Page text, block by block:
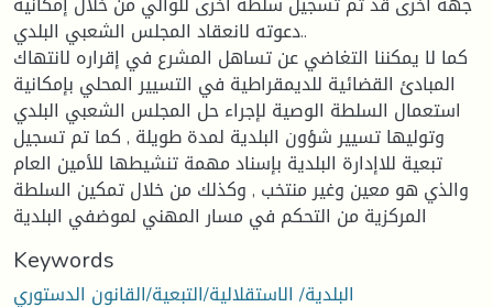
دعوته لانعقاد المجلس الشعبي البلدي..
كما لا يمكننا التغاضي عن تساهل المشرع في إقراره لانتهاك
المبادئ القضائية للديمقراطية في التسيير المحلي بإمكانية
استعمال السلطة الوصية لإجراء حل المجلس الشعبي البلدي
وتوليها تسيير شؤون البلدية لمدة طويلة , كما تم تسجيل
تبعية للاإدارة البلدية بإسناد مهمة تنشيطها للأمين العام
والذي هو معين وغير منتخب , وكذلك من خلال تمكين السلطة
المركزية من التحكم في مسار المهني لموضفي البلدية
Keywords
البلدية/ الاستقلالية/التبعية/القانون الدستوري